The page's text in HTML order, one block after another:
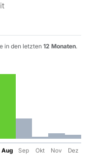
in den letzten 12 Monaten.
Aug Sep Okt Nov Dez